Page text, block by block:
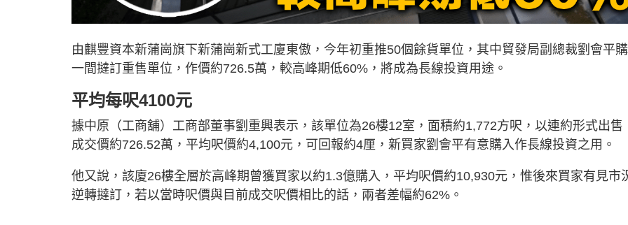
由麒豐資本新蒲崗旗下新蒲崗新式工廈東傲，今年初重推50個餘貨單位，其中貿發局副總裁劉會平
一間撻訂重售單位，作價約726.5萬，較高峰期低60%，將成為長線投資用途。
平均每呎4100元
據中原（工商舖）工商部董事劉重興表示，該單位為26樓12室，面積約1,772方呎，以連約形式出售
成交價約726.52萬，平均呎價約4,100元，可回報約4厘，新買家劉會平有意購入作長線投資之用。
他又說，該廈26樓全層於高峰期曾獲買家以約1.3億購入，平均呎價約10,930元，惟後來買家有見市
逆轉撻訂，若以當時呎價與目前成交呎價相比的話，兩者差幅約62%。